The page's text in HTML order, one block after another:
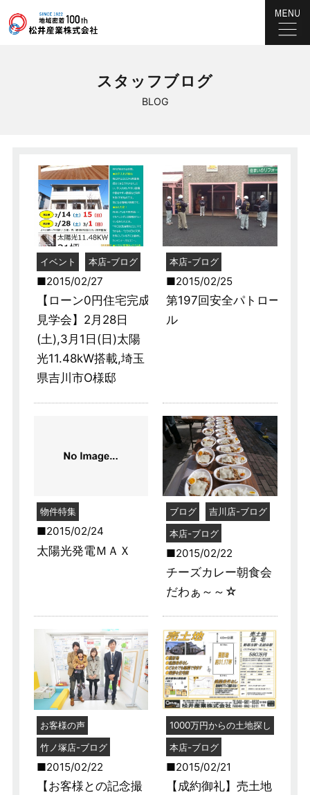
BLOG
スタッフブログ
イベント 本店-ブログ
2015/02/27
【ローン0円住宅完成
見学会】2月28日
(土),3月1日(日)太陽
光11.48kW搭載,埼玉
県吉川市O様邸
本店-ブログ
2015/02/25
第197回安全パトロー
ル
物件特集
2015/02/24
太陽光発電ＭＡＸ
ブログ
吉川店-ブログ
本店-ブログ
2015/02/22
チーズカレー朝食会
だわぁ～～☆
お客様の声
竹ノ塚店-ブログ
2015/02/22
【お客様との記念撮
1000万円からの土地探し
本店-ブログ
2015/02/21
【成約御礼】売土地